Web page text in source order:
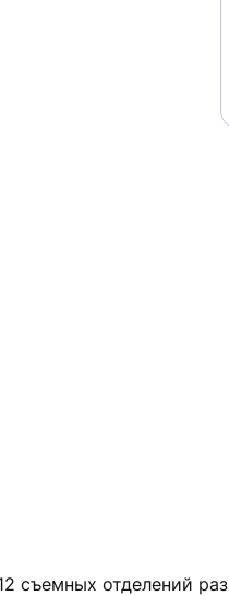
съемных отделений